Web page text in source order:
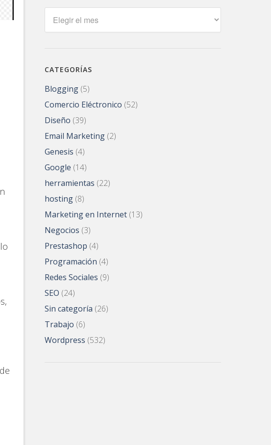
CATEGORÍAS
Blogging (5)
Comercio Eléctronico (52)
Diseño (39)
Email Marketing (2)
Genesis (4)
Google (14)
herramientas (22)
hosting (8)
Marketing en Internet (13)
Negocios (3)
Prestashop (4)
Programación (4)
Redes Sociales (9)
SEO (24)
Sin categoría (26)
Trabajo (6)
Wordpress (532)